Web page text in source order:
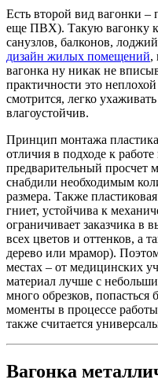
Есть второй вид вагонки
еще ПВХ). Такую вагонку
санузлов, балконов,
дизайн жилых помещений,
вагонка ну никак не
практичности это
смотрится, легко
влагоустойчив.
Принцип монтажа
отличия в подходе к
предварительный просчет
снабдили необходимым
размера. Также
гниет, устойчива к
ограничивает заказчика в
всех цветов и оттенков, а
дерево или мрамор).
местах – от медицинских
материал лучше с
много обрезков,
моменты в процессе
также считается
Вагонка